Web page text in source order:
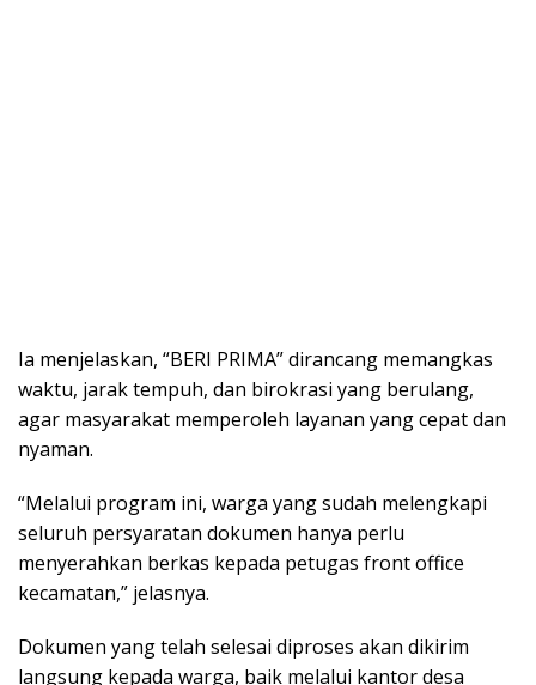
Ia menjelaskan, “BERI PRIMA” dirancang memangkas
waktu, jarak tempuh, dan birokrasi yang berulang,
agar masyarakat memperoleh layanan yang cepat dan
nyaman.
“Melalui program ini, warga yang sudah melengkapi
seluruh persyaratan dokumen hanya perlu
menyerahkan berkas kepada petugas front office
kecamatan,” jelasnya.
Dokumen yang telah selesai diproses akan dikirim
langsung kepada warga, baik melalui kantor desa